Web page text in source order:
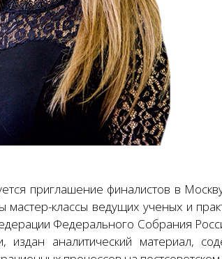
приглашение финалистов в
классы ведущих ученых и
Федерального Собрания
издан аналитический материал,